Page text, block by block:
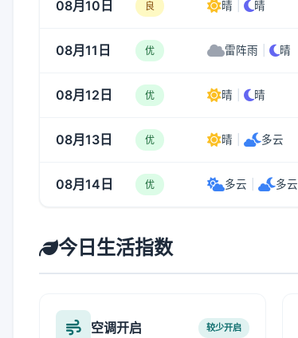
08月10日 良 晴 晴
08月11日 优 雷阵雨 晴
08月12日 优 晴 晴
08月13日 优 晴 多云
08月14日 优 多云 多云
今日生活指数
空调开启 较少开启